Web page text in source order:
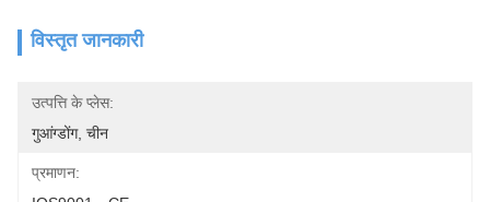
विस्तृत जानकारी
उत्पत्ति के प्लेस:
गुआंग्डोंग, चीन
प्रमाणन: